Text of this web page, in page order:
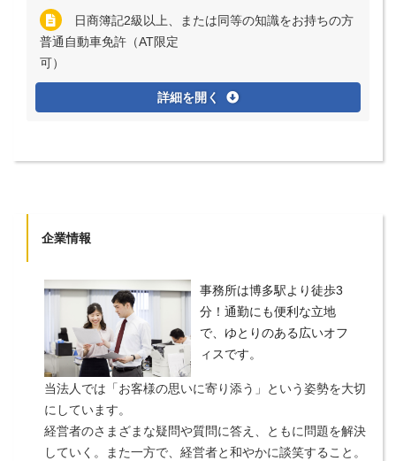
日商簿記2級以上、または同等の知識をお持ちの方
普通自動車免許（AT限定
可
詳細を開く
企業情報
事務所は博多駅より徒歩3
分！通勤にも便利な立地
で、ゆとりのある広いオフ
ィスです。
当法人では「お客様の思いに寄り添う」という姿勢を大切
にしています。
経営者のさまざまな疑問や質問に答え、ともに問題を解決
していく。また一方で、経営者と和やかに談笑すること。